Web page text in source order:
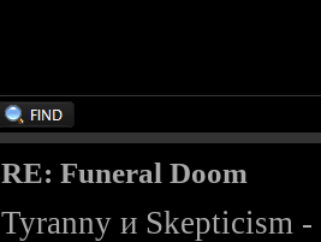
RE: Funeral Doom
Tyranny и Skepticism